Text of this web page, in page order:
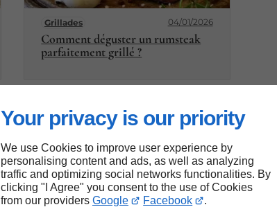
Your privacy is our priority
We use Cookies to improve user experience by
personalising content and ads, as well as analyzing
traffic and optimizing social networks functionalities. By
clicking "I Agree" you consent to the use of Cookies
from our providers Google Facebook .
Grillades 04/01/2026
Comment déguster un rumsteak
parfaitement grillé ?